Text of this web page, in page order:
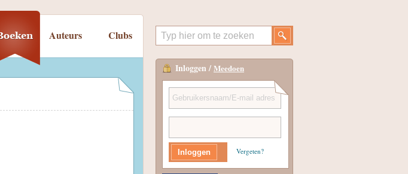
Auteurs Clubs
Inloggen / Meedoen
Vergeten?